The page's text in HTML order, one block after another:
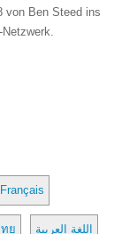
von Ben Steed ins
-Netzwerk.
Français
ย اللغة العربية